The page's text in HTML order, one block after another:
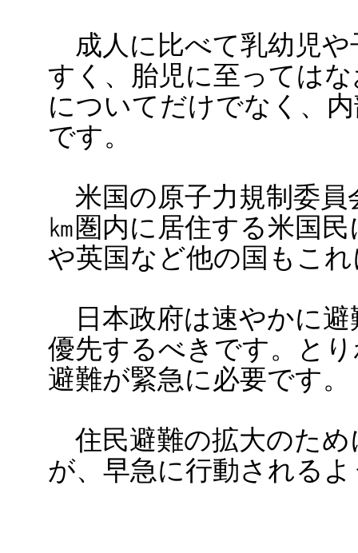
成人に比べて乳幼児や
すく、胎児に至っては
についてだけでなく、
です。
米国の原子力規制委員
㎞圏内に居住する米国
や英国など他の国もこ
日本政府は速やかに避
優先するべきです。と
避難が緊急に必要です。
住民避難の拡大のため
が、早急に行動される